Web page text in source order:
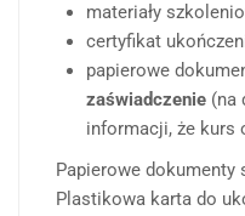
materiały
certyfikat
papierowe
zaświadczenie (na
informacji, że kurs
Papierowe dokumenty
Plastikowa karta do